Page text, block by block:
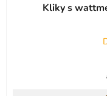
Kliky s